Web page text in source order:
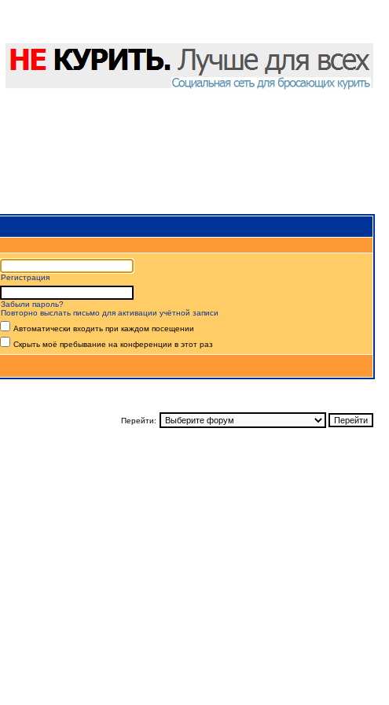
Регистрация
Забыли пароль?
Повторно выслать письмо для активации учётной записи
Автоматически входить при каждом посещении
Скрыть моё пребывание на конференции в этот раз
Перейти: